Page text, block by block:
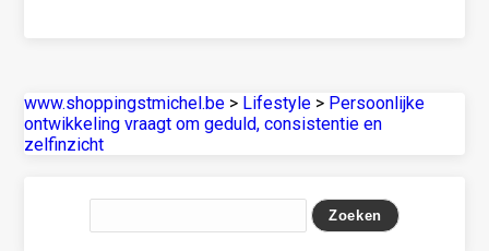
www.shoppingstmichel.be > Lifestyle > Persoonlijke
ontwikkeling vraagt om geduld, consistentie en
zelfinzicht